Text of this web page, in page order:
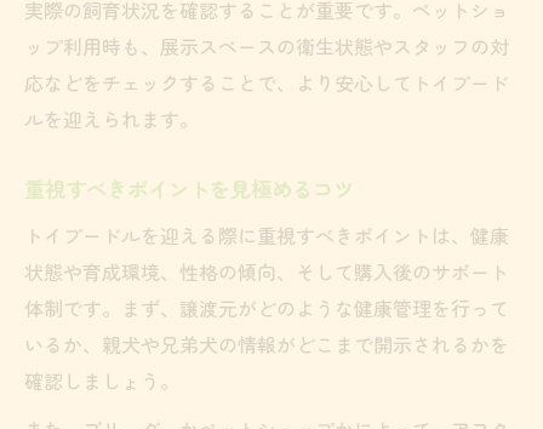
実際の飼育状況を確認することが重要です。ペットショ
ップ利用時も、展示スペースの衛生状態やスタッフの対
応などをチェックすることで、より安心してトイプード
ルを迎えられます。
重視すべきポイントを見極めるコツ
トイプードルを迎える際に重視すべきポイントは、健康
状態や育成環境、性格の傾向、そして購入後のサポート
体制です。まず、譲渡元がどのような健康管理を行って
いるか、親犬や兄弟犬の情報がどこまで開示されるかを
確認しましょう。